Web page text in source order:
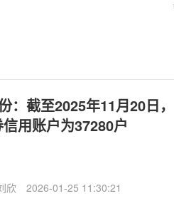
：截至2025年11月20日
用账户为37280户
欣 2026-01-25 11:30:21